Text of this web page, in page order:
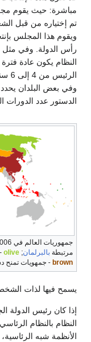
جمهوريات العالم في 2006.
مرتبطة بالبرلمان;
olive
-
brown - جمهويات تمنح
مباشرة: حيث يقوم
تم إختياره من قبل
ويقوم هذا المجلس
رأس الدولة. وفي مثل
النظام يكون عادة
وفي بعض البلدان يحدد
الدستور عدد الدورات
يسمح فيها لذات
إذا كان رئيس الدولة
النظام بالنظام
الأنظمة شبه